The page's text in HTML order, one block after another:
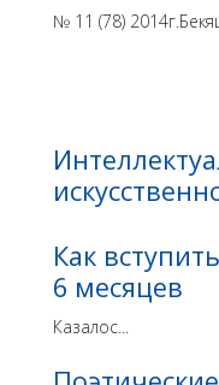
№ 11 (78)
Как
6 месяцев
Казалос...